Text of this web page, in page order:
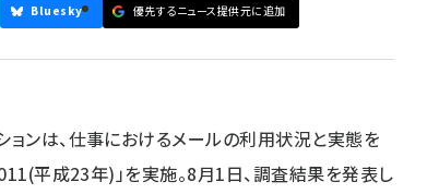
Bluesky 優先するニュース提供元に追加
ョンは、仕事におけるメールの利用状況と実態を
平成23年)」を実施。8月1日、調査結果を発表し